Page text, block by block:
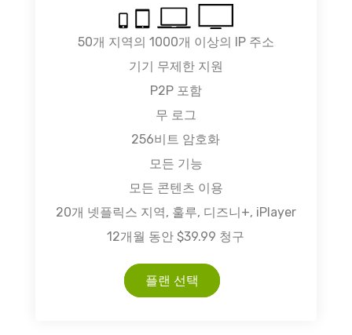
50개 지역의 1000개 이상의 IP 주소
기기 무제한 지원
P2P 포함
무 로그
256비트 암호화
모든 기능
모든 콘텐츠 이용
20개 넷플릭스 지역, 훌루, 디즈니+, iPlayer
12개월 동안 $39.99 청구
플랜 선택